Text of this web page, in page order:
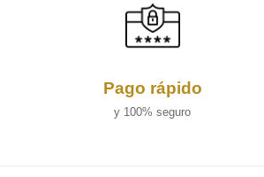
Pago rápido
y 100% seguro